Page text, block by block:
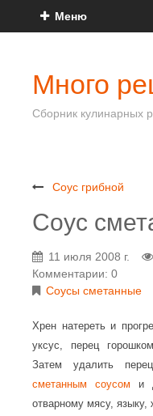
Меню
Много
Сборник кулинарных
Соус грибной
Соус
11 июля 2008 г.
Комментарии: 0
Соусы сметанные
Хрен натереть и
уксус, перец
Затем удалить
сметанным соусом и
отварному мясу, языку,